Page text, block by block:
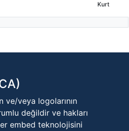
Kurt
Kafadar
Doru
ve/veya logolarının
değildir ve hakları
embed teknolojisini